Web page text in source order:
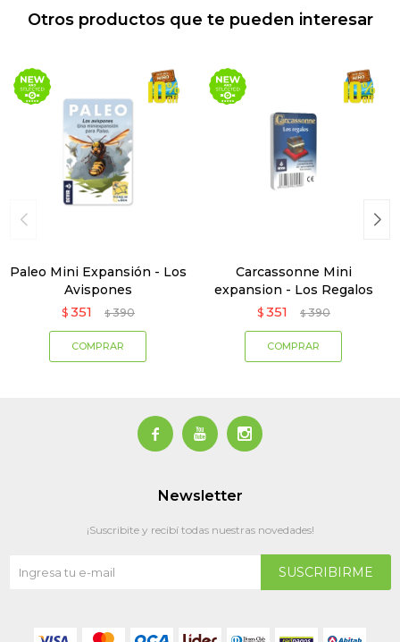
Otros productos que te pueden interesar
Paleo Mini Expansión - Los
Avispones
$ 351 $ 390
Carcassonne Mini
expansion - Los Regalos
$ 351 $ 390
  
Newsletter
¡Suscribite y recibí todas nuestras novedades!
SUSCRIBIRME